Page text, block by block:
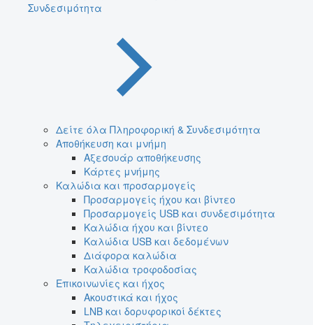
Συνδεσιμότητα
Δείτε όλα Πληροφορική & Συνδεσιμότητα
Αποθήκευση και μνήμη
Αξεσουάρ αποθήκευσης
Κάρτες μνήμης
Καλώδια και προσαρμογείς
Προσαρμογείς ήχου και βίντεο
Προσαρμογείς USB και συνδεσιμότητα
Καλώδια ήχου και βίντεο
Καλώδια USB και δεδομένων
Διάφορα καλώδια
Καλώδια τροφοδοσίας
Επικοινωνίες και ήχος
Ακουστικά και ήχος
LNB και δορυφορικοί δέκτες